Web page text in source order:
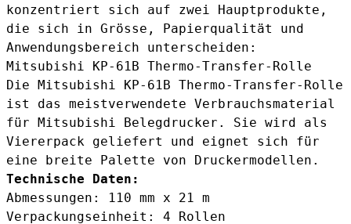
konzentriert sich auf zwei Hauptprodukte,
die sich in Grösse, Papierqualität und
Anwendungsbereich unterscheiden:
Mitsubishi KP-61B Thermo-Transfer-Rolle
Die Mitsubishi KP-61B Thermo-Transfer-Rolle
ist das meistverwendete Verbrauchsmaterial
für Mitsubishi Belegdrucker. Sie wird als
Viererpack geliefert und eignet sich für
eine breite Palette von Druckermodellen.
Technische Daten:
Abmessungen: 110 mm x 21 m
Verpackungseinheit: 4 Rollen